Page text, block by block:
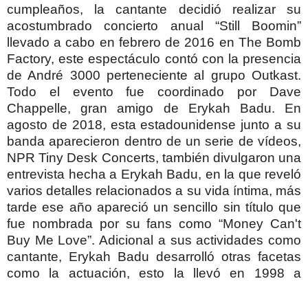
cumpleaños, la cantante decidió realizar su
acostumbrado concierto anual “Still Boomin”
llevado a cabo en febrero de 2016 en The Bomb
Factory, este espectáculo contó con la presencia
de André 3000 perteneciente al grupo Outkast.
Todo el evento fue coordinado por Dave
Chappelle, gran amigo de Erykah Badu. En
agosto de 2018, esta estadounidense junto a su
banda aparecieron dentro de un serie de vídeos,
NPR Tiny Desk Concerts, también divulgaron una
entrevista hecha a Erykah Badu, en la que reveló
varios detalles relacionados a su vida íntima, más
tarde ese año apareció un sencillo sin título que
fue nombrada por su fans como “Money Can't
Buy Me Love”. Adicional a sus actividades como
cantante, Erykah Badu desarrolló otras facetas
como la actuación, esto la llevó en 1998 a